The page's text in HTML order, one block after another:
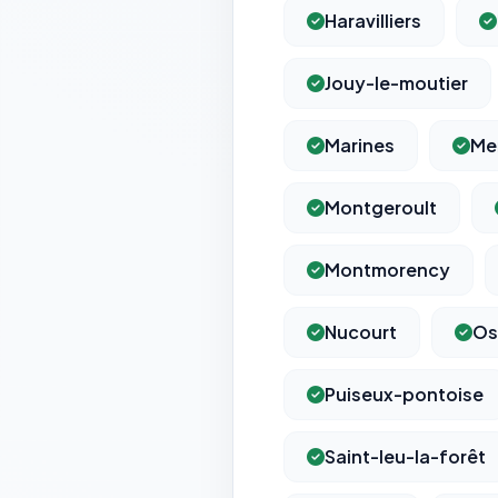
Haravilliers
Jouy-le-moutier
Marines
Montgeroult
Montmorency
Nucourt
Puiseux-pontoise
Saint-leu-la-forêt